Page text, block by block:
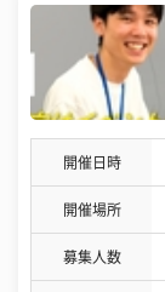
開催日時
開催場所
募集人数